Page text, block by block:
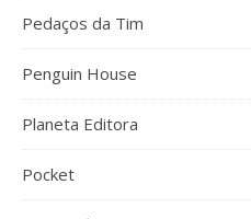
Pedaços da Tim
Penguin House
Planeta Editora
Pocket